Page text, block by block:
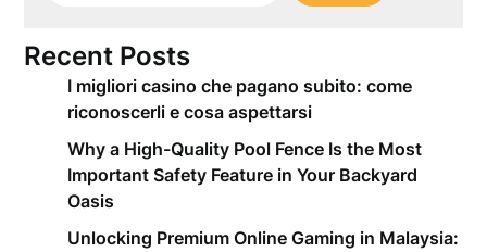
Recent Posts
I migliori casino che pagano subito: come
riconoscerli e cosa aspettarsi
Why a High-Quality Pool Fence Is the Most
Important Safety Feature in Your Backyard
Oasis
Unlocking Premium Online Gaming in Malaysia: